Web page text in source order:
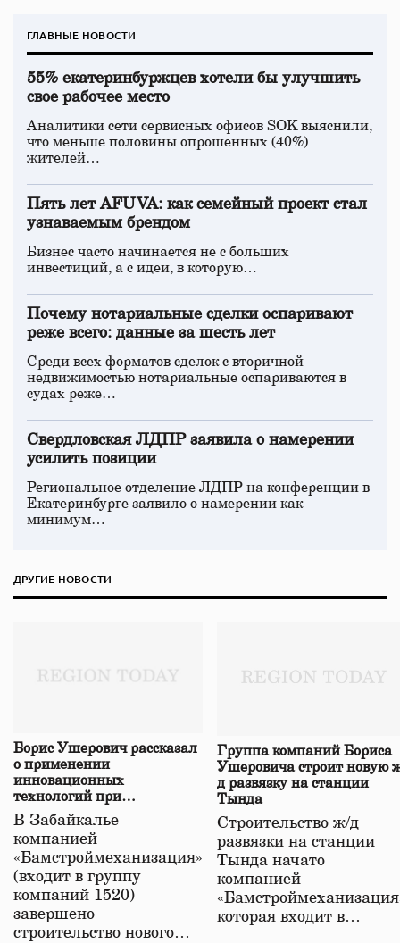
ГЛАВНЫЕ НОВОСТИ
55% екатеринбуржцев хотели бы улучшить
свое рабочее место
Аналитики сети сервисных офисов SOK выяснили,
что меньше половины опрошенных (40%)
жителей…
Пять лет AFUVA: как семейный проект стал
узнаваемым брендом
Бизнес часто начинается не с больших
инвестиций, а с идеи, в которую…
Почему нотариальные сделки оспаривают
реже всего: данные за шесть лет
Среди всех форматов сделок с вторичной
недвижимостью нотариальные оспариваются в
судах реже…
Свердловская ЛДПР заявила о намерении
усилить позиции
Региональное отделение ЛДПР на конференции в
Екатеринбурге заявило о намерении как
минимум…
ДРУГИЕ НОВОСТИ
Борис Ушерович рассказал
о применении
инновационных
технологий при
строительстве нового моста
в Забайкалье
В Забайкалье
компанией
«Бамстроймеханизация»
(входит в группу
компаний 1520)
завершено
строительство нового…
Группа компаний Бориса
Ушеровича строит новую
д развязку на станции
Тында
Строительство ж/д
развязки на станции
Тында начато
компанией
которая входит в…